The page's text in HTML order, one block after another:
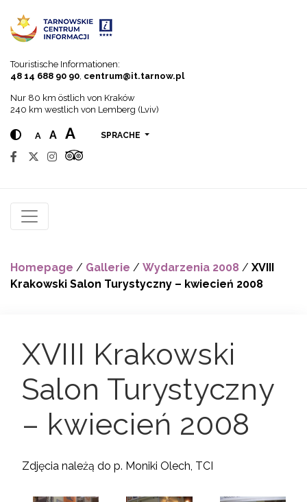
Touristische Informationen:
48 14 688 90 90 centrum@it.tarnow.pl
Nur 80 km östlich von Kraków
240 km westlich von Lemberg (Lviv)
A A A SPRACHE
Homepage / Gallerie / Wydarzenia 2008 / XVIII
Krakowski Salon Turystyczny – kwiecień 2008
XVIII Krakowski
Salon Turystyczny
– kwiecień 2008
Zdjęcia należą do p. Moniki Olech, TCI